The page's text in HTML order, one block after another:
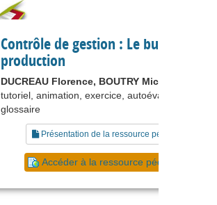
Contrôle de gestion : Le budget de la
production
DUCREAU Florence, BOUTRY Michel
tutoriel, animation, exercice, autoévaluation,
glossaire
Présentation de la ressource pédagogique
Accéder à la ressource pédagogique